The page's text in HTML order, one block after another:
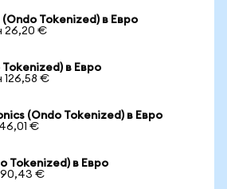
Tokenized) в Евро
26,20 €
в Евро
126,58 €
(Ondo Tokenized) в Евро
€
Tokenized) в Евро
90,43 €